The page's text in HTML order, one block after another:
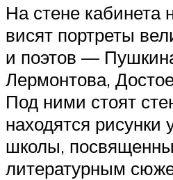
На стене кабинета
висят портреты
и поэтов —
Лермонтова,
Под ними стоят
находятся рисунки
школы,
литературным